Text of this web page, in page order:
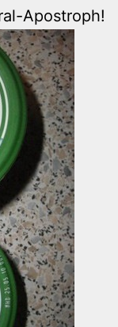
Apostroph!